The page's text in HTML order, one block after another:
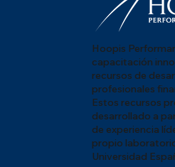
Hoopis
capacitación
recursos de
profesionales
Estos recursos
desarrollado a
de experiencia
propio
Universidad